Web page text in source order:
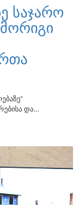
საჯარო
და...